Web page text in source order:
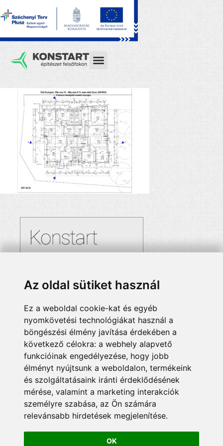
Az oldal sütiket használ
Ez a weboldal cookie-kat és egyéb
nyomkövetési technológiákat használ a
böngészési élmény javítása érdekében a
következő célokra: a webhely alapvető
funkcióinak engedélyezése, hogy jobb
élményt nyújtsunk a weboldalon, termékeink
és szolgáltatásaink iránti érdeklődésének
mérése, valamint a marketing interakciók
személyre szabása, az Ön számára
relevánsabb hirdetések megjelenítése.
OK